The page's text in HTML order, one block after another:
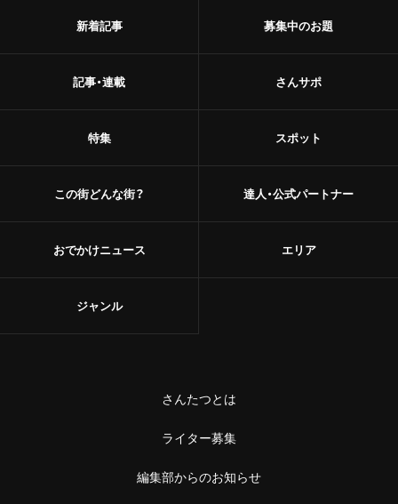
新着記事
記事・連載
特集
この街どんな街？
おでかけニュース
募集中のお題
さんサポ
スポット
達人・公式パートナー
エリア
ジャンル
さんたつとは
ライター募集
編集部からのお知らせ